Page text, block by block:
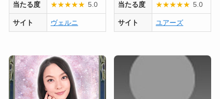
当たる度 ★★★★★ 5.0
サイト ヴェルニ
当たる度 ★★★★★ 5.0
サイト ユアーズ